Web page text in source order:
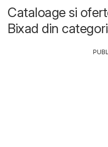
Cataloage si
Bixad din